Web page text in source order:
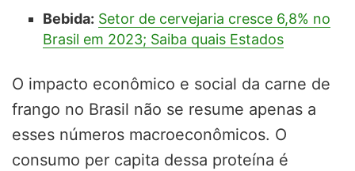
Bebida: Setor de cervejaria cresce 6,8% no
Brasil em 2023; Saiba quais Estados
O impacto econômico e social da carne de
frango no Brasil não se resume apenas a
esses números macroeconômicos. O
consumo per capita dessa proteína é